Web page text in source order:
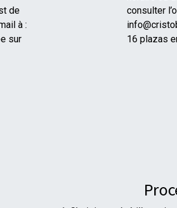
de
à :
sur
consulter
16 plazas